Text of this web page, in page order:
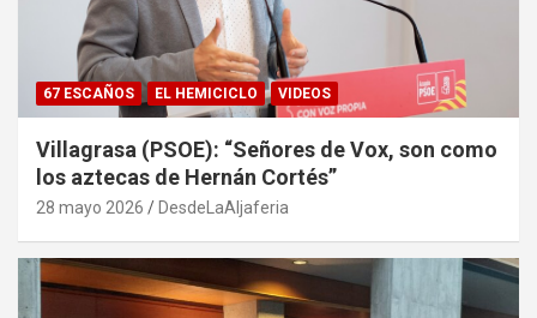
67 ESCAÑOS EL HEMICICLO VIDEOS
Villagrasa (PSOE): “Señores de Vox, son como
los aztecas de Hernán Cortés”
28 mayo 2026 DesdeLaAljaferia